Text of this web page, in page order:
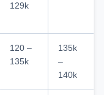
129k
120 –
135k
135k
–
140k